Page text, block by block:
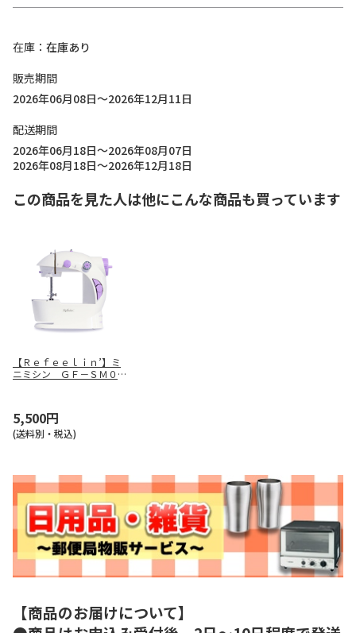
在庫
在庫あり
販売期間
2026年06月08日～2026年12月11日
配送期間
2026年06月18日～2026年08月07日
2026年08月18日～2026年12月18日
この商品を見た人は他にこんな商品も買っています
【Ｒｅｆｅｅｌｉｎ’】ミ
ニミシン ＧＦ－ＳＭ００
5,500円
(送料別・税込)
【商品のお届けについて】